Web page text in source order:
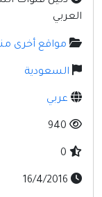
العربي
مواقع أخرى
السعودية
عربي